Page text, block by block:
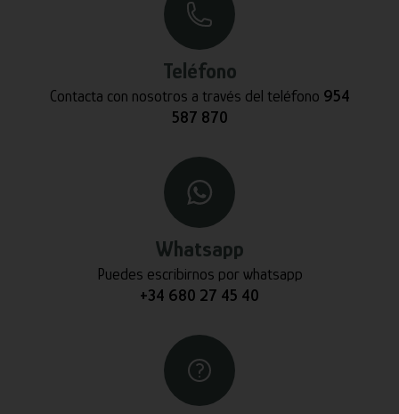
Teléfono
Contacta con nosotros a través del teléfono 954
587 870
Whatsapp
Puedes escribirnos por whatsapp
+34 680 27 45 40